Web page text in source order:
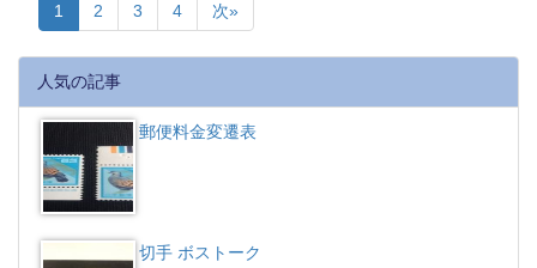
1 2 3 4 次»
人気の記事
郵便料金変遷表
切手 ボストーク